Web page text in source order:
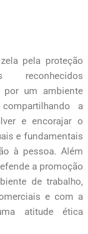
pela proteção
por um ambiente
a
e encorajar o
e fundamentais
à pessoa. Além
a promoção
de trabalho,
e com a
atitude ética